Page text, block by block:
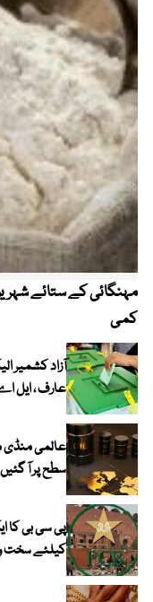
مہنگائی کے ستائے
کمی
عارف ، ایل اے 28 میں پیپلز پارٹی کے بازل نقوی
عالمی منڈی
سطح پر آ گئیں
پی سی بی کا
کیلئے سخت